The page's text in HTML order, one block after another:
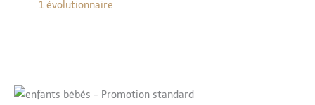
1 évolutionnaire